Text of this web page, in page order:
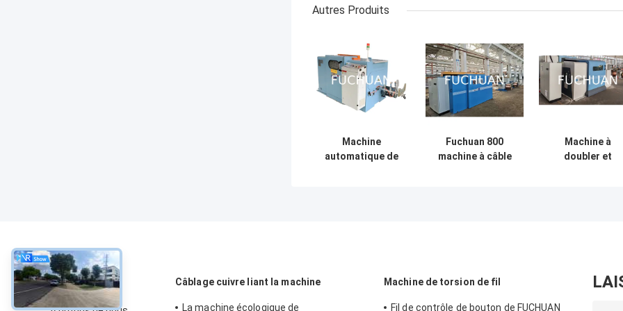
Autres Produits
Machine
automatique de
Fuchuan 800
machine à câble
Machine à
doubler et
À propos Câblage cuivre liant la machine
La machine écologique de
Machine de torsion de fil
Fil de contrôle de bouton de FUCHUAN